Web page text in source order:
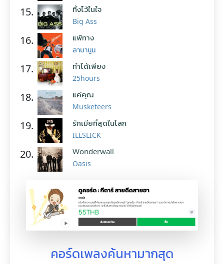
15. ทิ้งไว้ในใจ
Big Ass
16. แพ้ทาง
ลาบานูน
17. ทำได้เพียง
25hours
18. แค่คุณ
Musketeers
19. รักเมียที่สุดในโลก
ILLSLICK
20. Wonderwall
Oasis
คอร์ดเพลงค้นหามากสุด